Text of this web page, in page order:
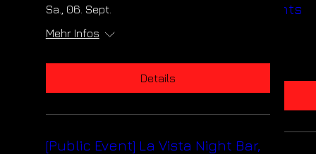
Furtwängler - Art & Events
Details
Sa., 06. Sept.
Mehr Infos
Details
[Public Event] La Vista Night Bar,